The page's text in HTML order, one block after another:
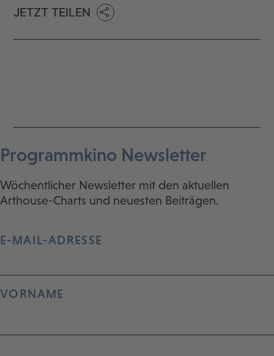
JETZT TEILEN
Programmkino Newsletter
Wöchentlicher Newsletter mit den aktuellen
Arthouse-Charts und neuesten Beiträgen.
E-MAIL-ADRESSE
VORNAME